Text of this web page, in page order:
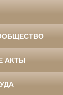
АКТЫ